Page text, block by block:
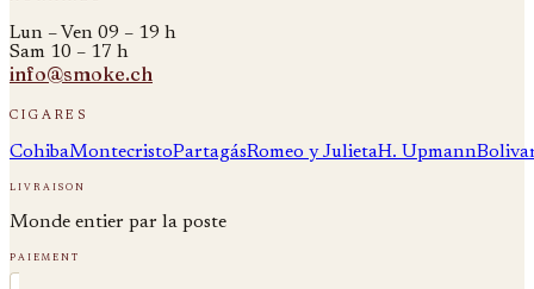
Lun – Ven 09 – 19 h
Sam 10 – 17 h
info@smoke.ch
cigares
CohibaMontecristoPartagásRomeo y JulietaH. Upmann
livraison
Monde entier par la poste
paiement